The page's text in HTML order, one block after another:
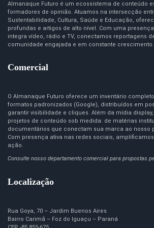
Almanaque Futuro é um ecossistema de conteúdo
formadores de opinião. Atuamos na intersecção
Sustentabilidade, Cultura, Saúde e Educação,
profundas e artigos de alto nível. Com uma
integra vídeo, rádio e TV, conectamos reportagens
comunidade engajada e em constante crescimento.
Comercial
O Almanaque Futuro oferece um inventário
formatos padronizados (Google), distribuídos em
garantir visibilidade e cliques. Além da mídia
projetos de conteúdo sob medida: de matérias
documentários que conectam sua marca ao nosso
Com presença ativa nas redes sociais,
ação.
Consulte nosso departamento comercial para propostas
Localização
Rua Goya, 70 – Jardim Buenos Aires
Bairro Carimã – Foz do Iguaçu – Paraná